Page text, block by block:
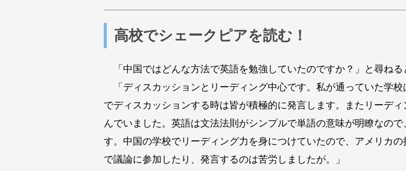
高校でシェークピアを読む！
「中国ではどんな方法で英語を勉強していたのですか？」と尋ねる
「ディスカッションとリーディング中心です。私が通っていた学
でディスカッションする時は皆が積極的に発言します。またリーデ
んでいました。英語は文法法則がシンプルで単語の意味が明瞭なの
す。中国の学校でリーディング力を身につけていたので、アメリカ
で議論に参加したり、発言するのは苦労しましたが。」